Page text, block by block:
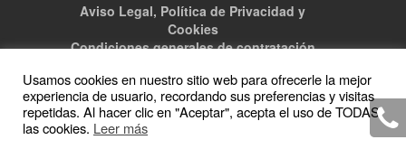
Aviso Legal, Política de Privacidad y
Cookies
Condiciones generales de contratación
Usamos cookies en nuestro sitio web para ofrecerle la mejor
experiencia de usuario, recordando sus preferencias y visitas
repetidas. Al hacer clic en "Aceptar", acepta el uso de TODAS
las cookies. Leer más